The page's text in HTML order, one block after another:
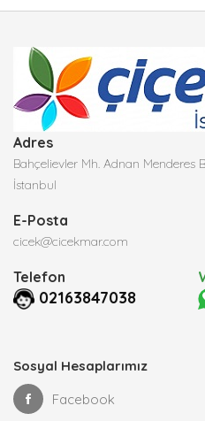
Adres
Bahçelievler Mh. Adnan Menderes
İstanbul
E-Posta
cicek@cicekmar.com
Telefon
02163847038
Sosyal Hesaplarımız
Facebook